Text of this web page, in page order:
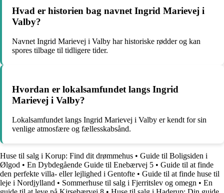
Hvad er historien bag navnet Ingrid Marievej i
Valby?
Navnet Ingrid Marievej i Valby har historiske rødder og kan
spores tilbage til tidligere tider.
Hvordan er lokalsamfundet langs Ingrid
Marievej i Valby?
Lokalsamfundet langs Ingrid Marievej i Valby er kendt for sin
venlige atmosfære og fællesskabsånd.
Huse til salg i Korup: Find dit drømmehus • Guide til Boligsiden i
Ølgod • En Dybdegående Guide til Enebærvej 5 • Guide til at finde
den perfekte villa- eller lejlighed i Gentofte • Guide til at finde huse til
leje i Nordjylland • Sommerhuse til salg i Fjerritslev og omegn • En